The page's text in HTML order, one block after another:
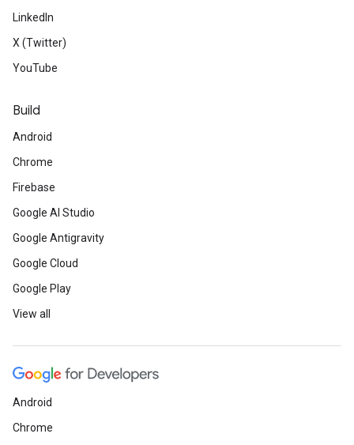
LinkedIn
X (Twitter)
YouTube
Build
Android
Chrome
Firebase
Google AI Studio
Google Antigravity
Google Cloud
Google Play
View all
Android
Chrome